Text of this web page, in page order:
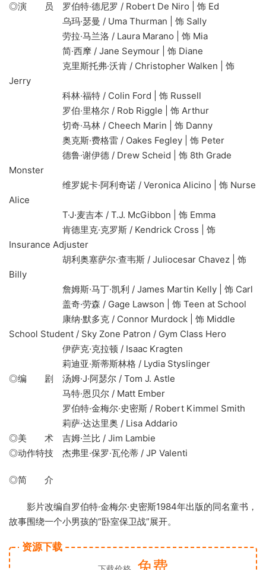
◎演 员 罗伯特·德尼罗 / Robert De Niro | 饰 Ed
乌玛·瑟曼 / Uma Thurman | 饰 Sally
劳拉·马兰洛 / Laura Marano | 饰 Mia
简·西摩 / Jane Seymour | 饰 Diane
克里斯托弗·沃肯 / Christopher Walken | 饰
Jerry
科林·福特 / Colin Ford | 饰 Russell
罗伯·里格尔 / Rob Riggle | 饰 Arthur
切奇·马林 / Cheech Marin | 饰 Danny
奥克斯·费格雷 / Oakes Fegley | 饰 Peter
德鲁·谢伊德 / Drew Scheid | 饰 8th Grade
Monster
维罗妮卡·阿利奇诺 / Veronica Alicino | 饰 Nurse
Alice
T·J·麦吉本 / T.J. McGibbon | 饰 Emma
肯德里克·克罗斯 / Kendrick Cross | 饰
Insurance Adjuster
胡利奥塞萨尔·查韦斯 / Juliocesar Chavez | 饰
Billy
詹姆斯·马丁·凯利 / James Martin Kelly | 饰 Carl
盖奇·劳森 / Gage Lawson | 饰 Teen at School
康纳·默多克 / Connor Murdock | 饰 Middle
School Student / Sky Zone Patron / Gym Class Hero
伊萨克·克拉顿 / Isaac Kragten
莉迪亚·斯蒂斯林格 / Lydia Styslinger
◎编 剧 汤姆·J·阿瑟尔 / Tom J. Astle
马特·恩贝尔 / Matt Ember
罗伯特·金梅尔·史密斯 / Robert Kimmel Smith
莉萨·达达里奥 / Lisa Addario
◎美 术 吉姆·兰比 / Jim Lambie
◎动作特技 杰弗里·保罗·瓦伦蒂 / JP Valenti
◎简 介
影片改编自罗伯特·金梅尔·史密斯1984年出版的同名童书，
故事围绕一个小男孩的“卧室保卫战”展开。
资源下载
免费